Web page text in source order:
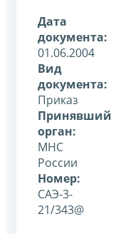
Дата
документа:
01.06.2004
Вид
документа:
Приказ
Принявший
орган:
МНС
России
Номер:
САЭ-3-
21/343@